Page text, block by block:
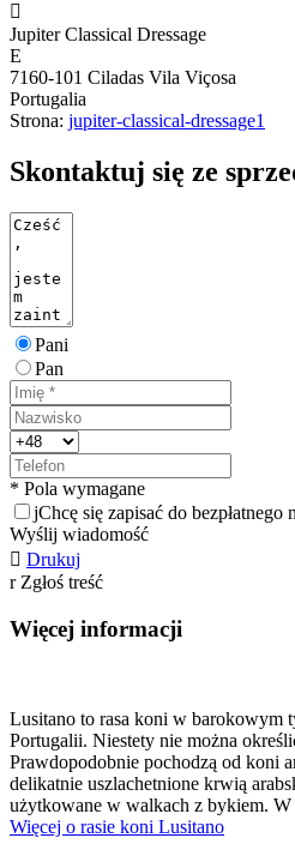

Jupiter Classical Dressage
E
7160-101 Ciladas Vila Viçosa
Portugalia
Strona: jupiter-classical-dressage1
Skontaktuj się ze
Pani
Pan
* Pola wymagane
jChcę się zapisać do bezpłatnego
Wyślij wiadomość
 Drukuj
r Zgłoś treść
Więcej informacji
Lusitano to rasa koni w barokowym
Portugalii. Niestety nie można
Prawdopodobnie pochodzą od koni
delikatnie uszlachetnione krwią
użytkowane w walkach z bykiem.
Więcej o rasie koni Lusitano